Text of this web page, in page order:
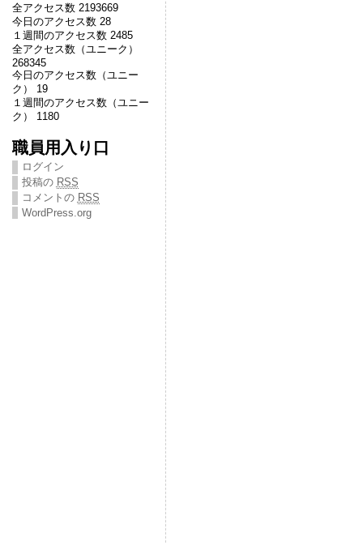
全アクセス数 2193669
今日のアクセス数 28
１週間のアクセス数 2485
全アクセス数（ユニーク）
268345
今日のアクセス数（ユニー
ク） 19
１週間のアクセス数（ユニー
ク） 1180
職員用入り口
ログイン
投稿の RSS
コメントの RSS
WordPress.org